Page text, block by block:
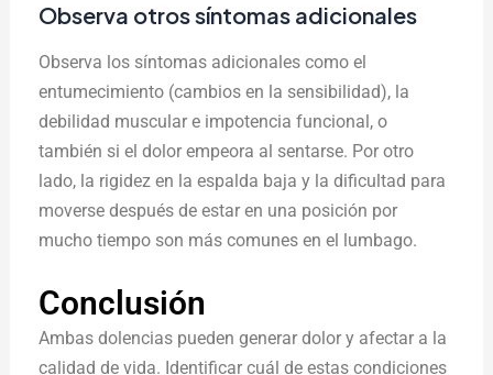
Observa otros síntomas adicionales
Observa los síntomas adicionales como el
entumecimiento (cambios en la sensibilidad), la
debilidad muscular e impotencia funcional, o
también si el dolor empeora al sentarse. Por otro
lado, la rigidez en la espalda baja y la dificultad para
moverse después de estar en una posición por
mucho tiempo son más comunes en el lumbago.
Conclusión
Ambas dolencias pueden generar dolor y afectar a la
calidad de vida. Identificar cuál de estas condiciones